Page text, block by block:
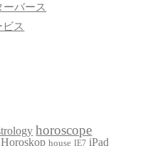
バース
ス
horoscope
Horoskop house IE7 iPad